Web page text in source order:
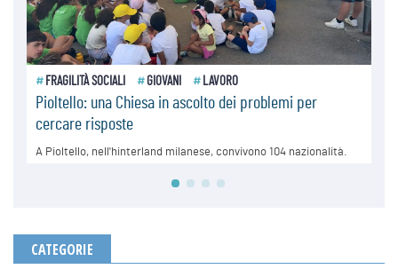
CATEGORIE